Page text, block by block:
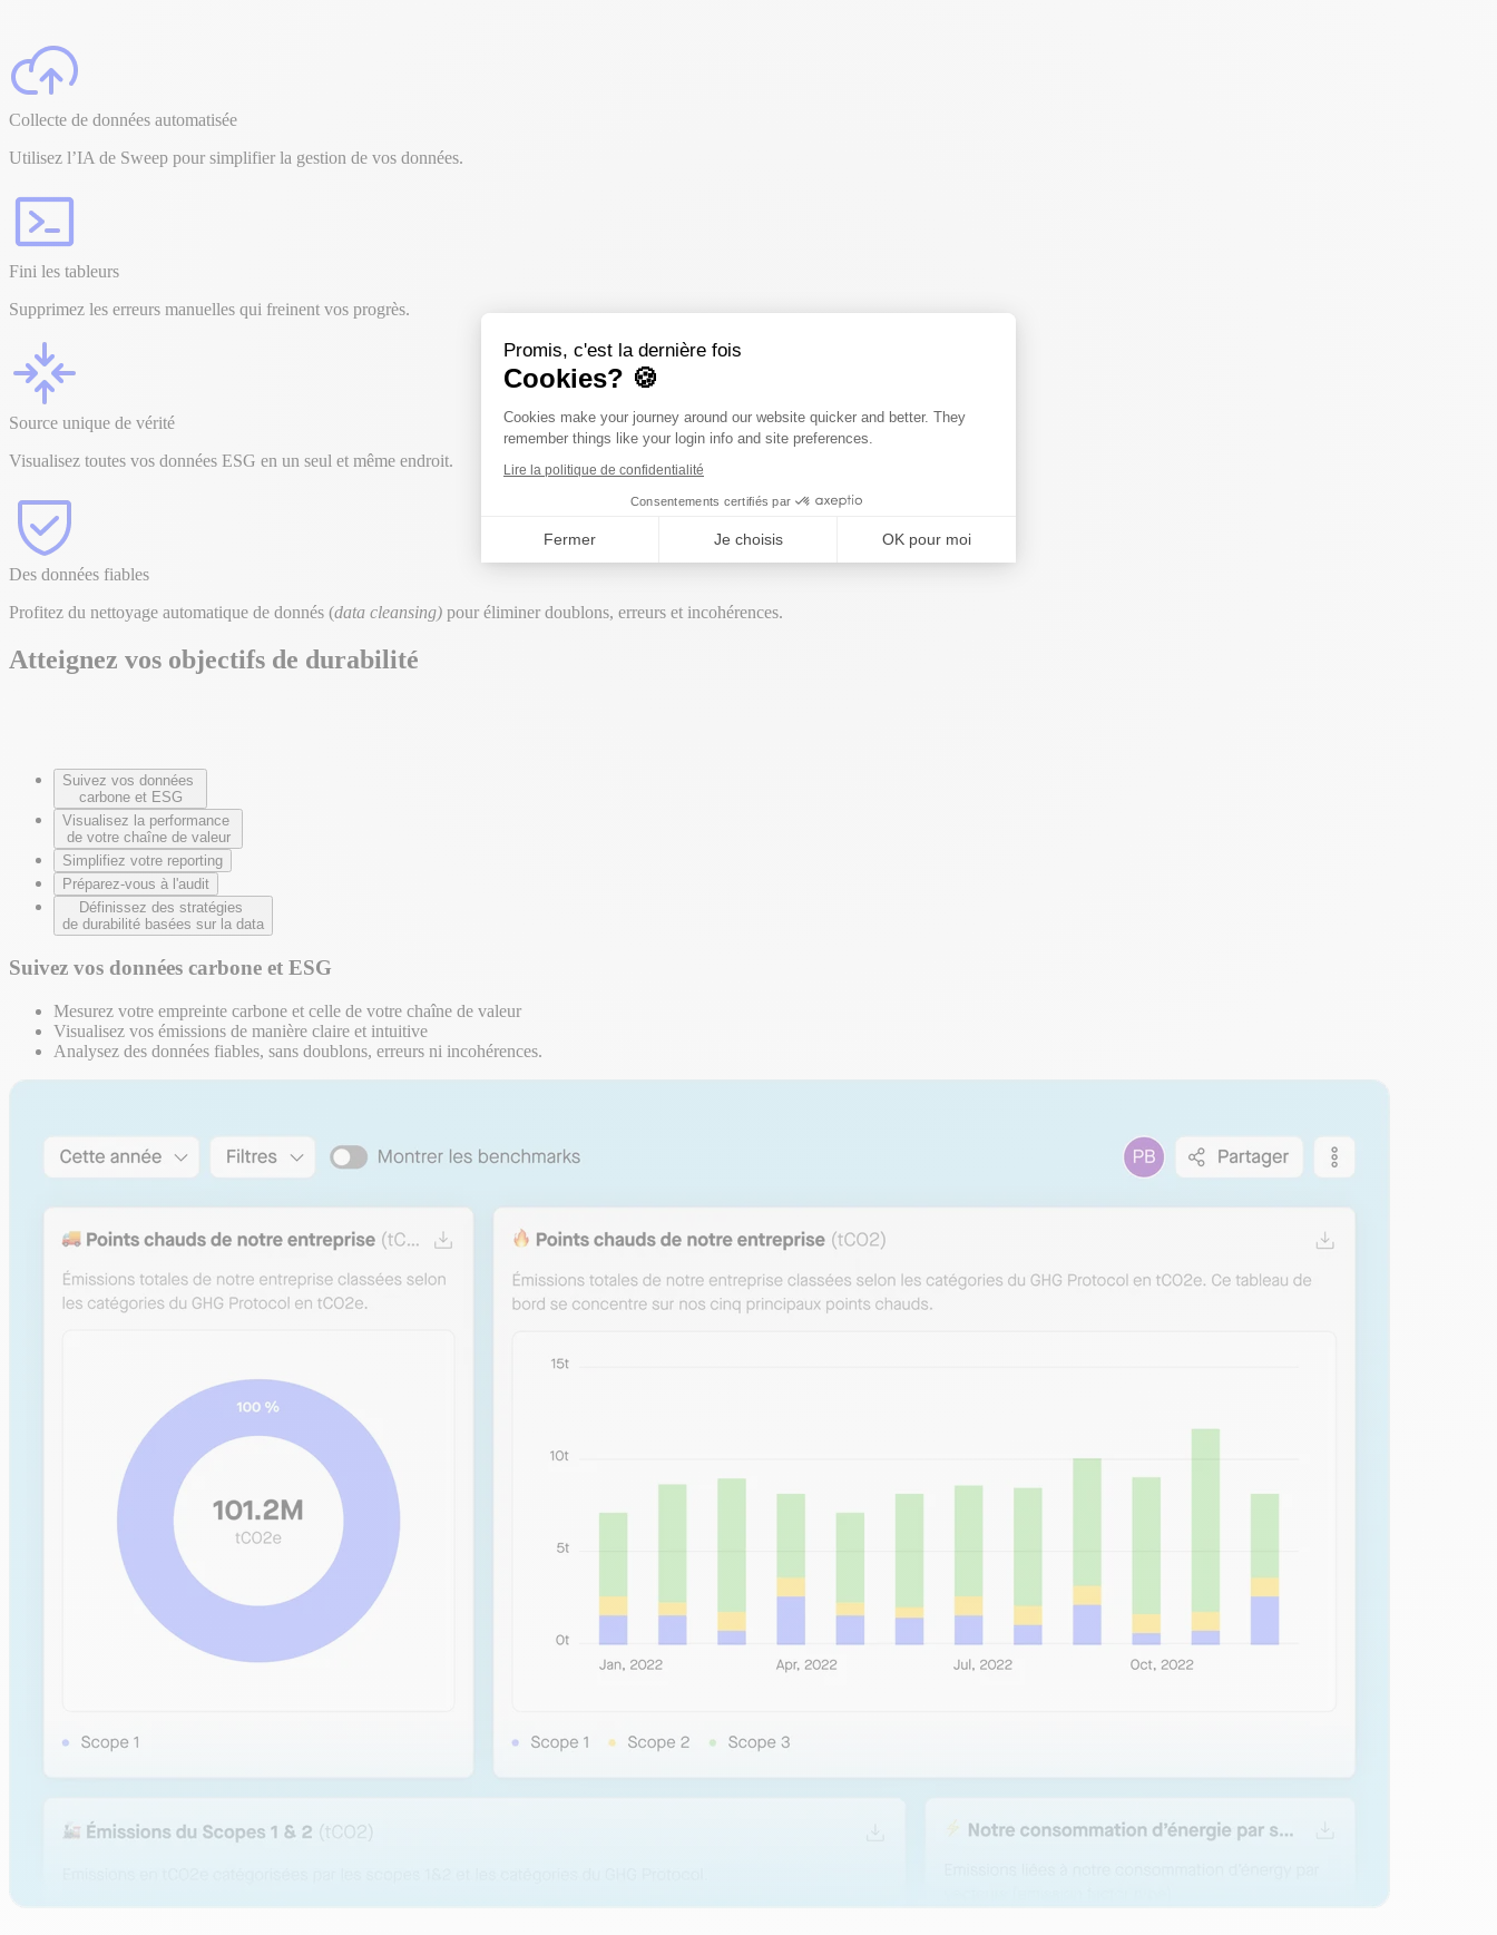
Promis, c'est la dernière fois
Cookies? 🍪
Plateforme de Gestion du Consentement : Personnalisez vos Options
Cookies make your journey around our website quicker and better. They
remember things like your login info and site preferences.
Lire la politique de confidentialité
Consentements certifiés par
Fermer Je choisis OK pour moi
Axeptio consent
Collecte de données automatisée
Utilisez l’IA de Sweep pour simplifier la gestion de vos données.
Fini les tableurs
Supprimez les erreurs manuelles qui freinent vos progrès.
Source unique de vérité
Visualisez toutes vos données ESG en un seul et même endroit.
Des données fiables
Profitez du nettoyage automatique de donnés (data cleansing) pour éliminer doublons, erreurs et incohérences.
Atteignez vos objectifs de durabilité
Suivez vos données
carbone et ESG
Visualisez la performance
de votre chaîne de valeur
Simplifiez votre reporting
Préparez-vous à l'audit
Définissez des stratégies
de durabilité basées sur la data
Suivez vos données carbone et ESG
Mesurez votre empreinte carbone et celle de votre chaîne de valeur
Visualisez vos émissions de manière claire et intuitive
Analysez des données fiables, sans doublons, erreurs ni incohérences.